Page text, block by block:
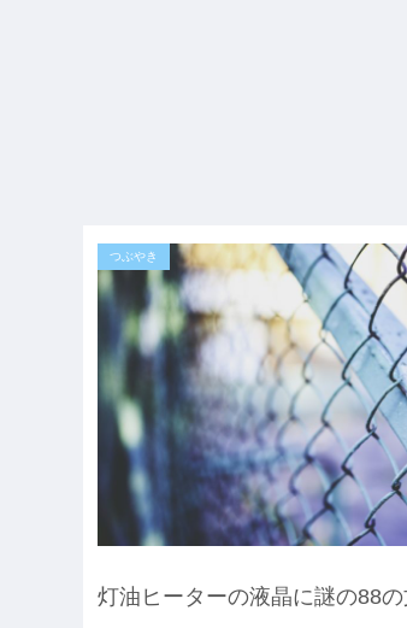
つぶやき
灯油ヒーターの液晶に謎の88